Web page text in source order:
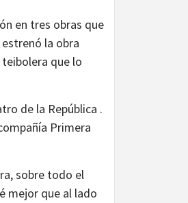
en tres obras que
la obra
teibolera que lo
de la República .
Primera
sobre todo el
mejor que al lado